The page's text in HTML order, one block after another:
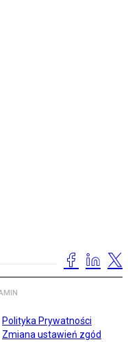
Polityka Prywatności
Zmiana ustawień zgód